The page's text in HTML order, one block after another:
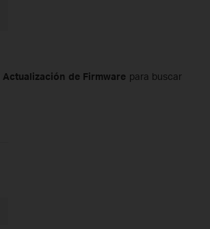
Actualización de Firmware para buscar